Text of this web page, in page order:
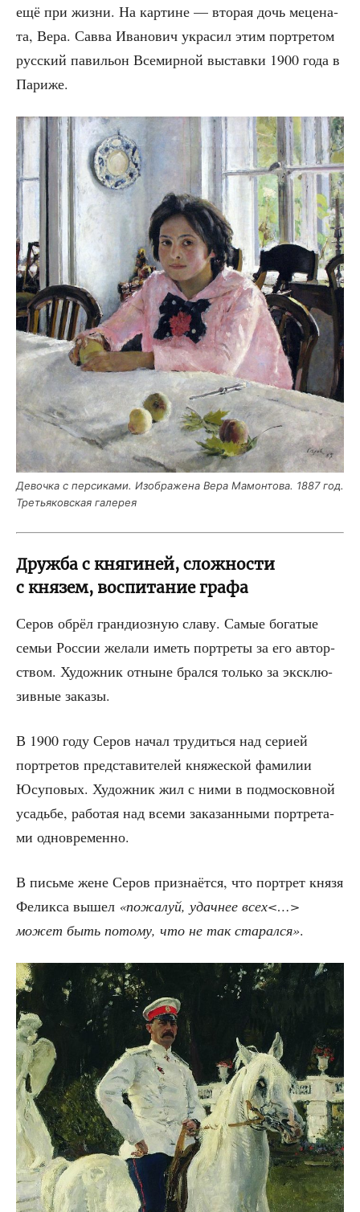
ещё при жиз­ни. На кар­тине — вто­рая дочь меце­на­
та, Вера. Сав­ва Ива­но­вич укра­сил этим порт­ре­том
рус­ский пави­льон Все­мир­ной выстав­ки 1900 года в
Париже.
Девоч­ка с пер­си­ка­ми. Изоб­ра­же­на Вера Мамон­то­ва. 1887 год.
Тре­тья­ков­ская галерея
Дружба с княгиней, сложности
с князем, воспитание графа
Серов обрёл гран­ди­оз­ную сла­ву. Самые бога­тые
семьи Рос­сии жела­ли иметь порт­ре­ты за его автор­
ством. Худож­ник отныне брал­ся толь­ко за экс­клю­
зив­ные заказы.
В 1900 году Серов начал тру­дить­ся над сери­ей
порт­ре­тов пред­ста­ви­те­лей кня­же­ской фами­лии
Юсу­по­вых. Худож­ник жил с ними в под­мос­ков­ной
усадь­бе, рабо­тая над все­ми зака­зан­ны­ми порт­ре­та­
ми одновременно.
В пись­ме жене Серов при­зна­ёт­ся, что порт­рет кня­зя
Фелик­са вышел «пожа­луй, удач­нее всех<…>
может быть пото­му, что не так старался»‎.